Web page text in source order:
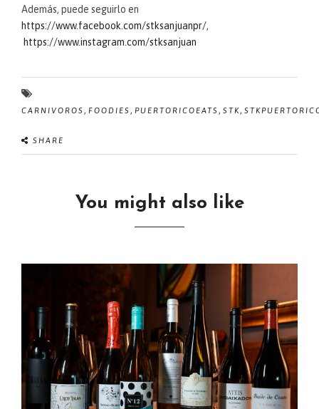
Además, puede seguirlo en
https://www.facebook.com/stksanjuanpr/,
https://www.instagram.com/stksanjuan
CARNIVOROS , FOODIES , PUERTORICOEATS , STK,
SHARE
You might also like